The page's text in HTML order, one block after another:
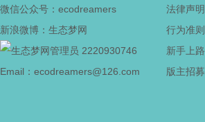
微信公众号：ecodreamers
新浪微博：生态梦网
2220930746
Email：ecodreamers@126.com
法律声明
行为准则
新手上路
版主招募